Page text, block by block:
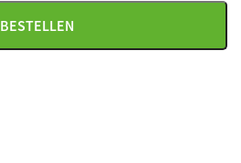
BESTELLEN